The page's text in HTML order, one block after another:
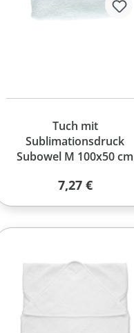
Tuch mit
Sublimationsdruck
Subowel M 100x50 cm
Regulärer
7,27 €